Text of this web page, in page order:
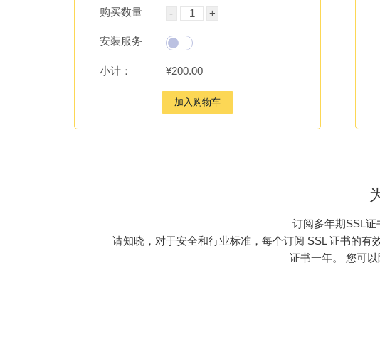
购买数量
安装服务
小计： ¥200.00
加入购物车
订阅多年期SSL证
请知晓，对于安全和行业标准，每个订阅 SSL 证书的
证书一年。 您可